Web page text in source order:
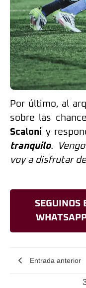
Por último, al
sobre las
Scaloni y
tranquilo.
voy a disfrutar
SEGUINOS
Entrada anterior